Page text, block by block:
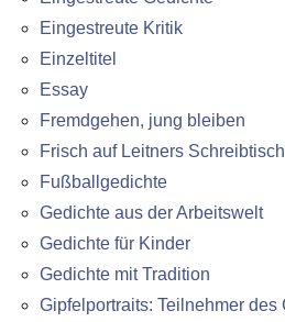
Eingestreute Kritik
Einzeltitel
Essay
Fremdgehen, jung bleiben
Frisch auf Leitners Schreibtisch
Fußballgedichte
Gedichte aus der Arbeitswelt
Gedichte für Kinder
Gedichte mit Tradition
Gipfelportraits: Teilnehmer des